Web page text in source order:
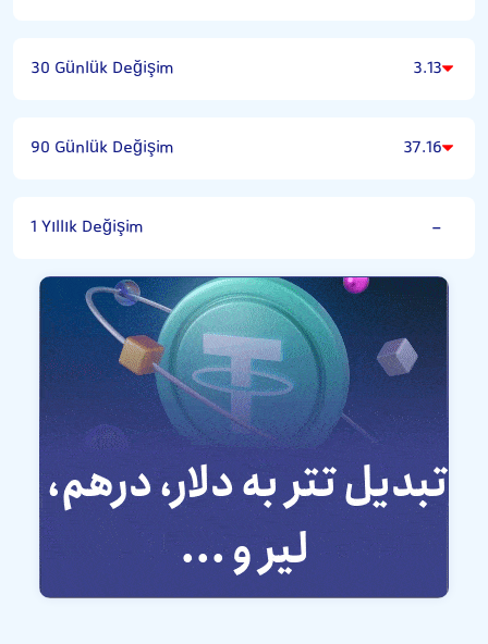
30 Günlük Değişim 3.13
90 Günlük Değişim 37.16
1 Yıllık Değişim -